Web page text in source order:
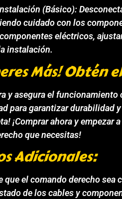
(Básico):
cuidado con los
eléctricos,
instalación.
Más! Obtén
y asegura el
para garantizar durabilidad
¡Comprar ahora y empezar
que necesitas!
Adicionales:
que el comando derecho
de los cables y